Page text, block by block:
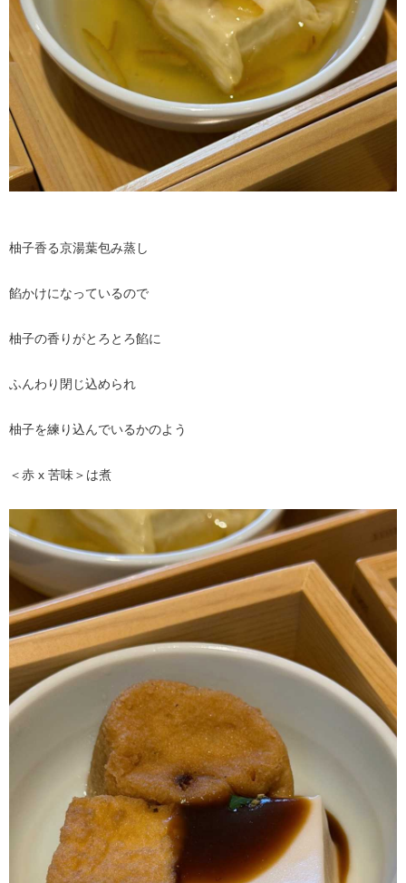
柚子香る京湯葉包み蒸し
餡かけになっているので
柚子の香りがとろとろ餡に
ふんわり閉じ込められ
柚子を練り込んでいるかのよう
＜赤 x 苦味＞は煮